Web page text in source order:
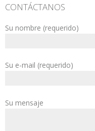
CONTÁCTANOS
Su nombre (requerido)
Su e-mail (requerido)
Su mensaje